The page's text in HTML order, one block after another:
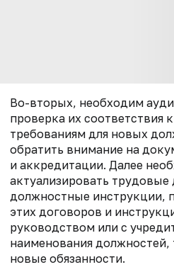
Во-вторых, необходим
проверка их соответствия
требованиям для новых
обратить внимание на
и аккредитации. Далее
актуализировать
должностные инструкции,
этих договоров и
руководством или с
наименования должностей,
новые обязанности.